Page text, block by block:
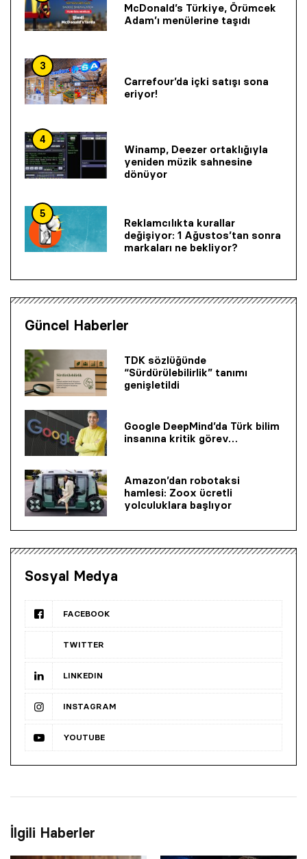
McDonald’s Türkiye, Örümcek
Adam’ı menülerine taşıdı
3
Carrefour’da içki satışı sona
eriyor!
4
Winamp, Deezer ortaklığıyla
yeniden müzik sahnesine
dönüyor
5
Reklamcılıkta kurallar
değişiyor: 1 Ağustos’tan sonra
markaları ne bekliyor?
Güncel Haberler
TDK sözlüğünde
“Sürdürülebilirlik” tanımı
genişletildi
Google DeepMind’da Türk bilim
insanına kritik görev…
Amazon’dan robotaksi
hamlesi: Zoox ücretli
yolculuklara başlıyor
Sosyal Medya
FACEBOOK
TWITTER
LINKEDIN
INSTAGRAM
YOUTUBE
İlgili Haberler